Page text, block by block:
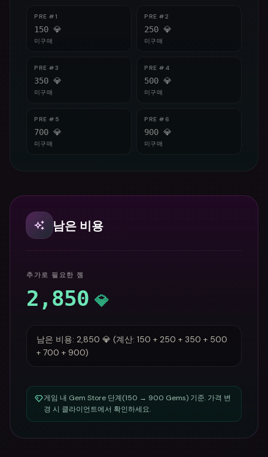
PRE #1
150 💎
미구매
PRE #2
250 💎
미구매
PRE #3
350 💎
미구매
PRE # 4
500 💎
미구매
PRE # 5
700 💎
미구매
PRE # 6
900 💎
미구매
남은 비용
추가로 필요한 젬
2,850 💎
남은 비용: 2,850 💎 (계산: 150 + 250 + 350 + 500
+ 700 + 900)
게임 내 Gem Store 단계(150 → 900 Gems) 기준. 가격 변
경 시 클라이언트에서 확인하세요.